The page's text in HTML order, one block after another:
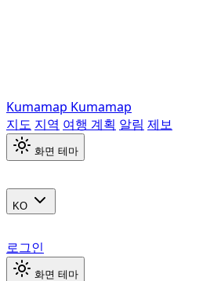
Kumamap Kumamap
지도 지역 여행 계획 알림 제보
화면 테마
KO
로그인
화면 테마